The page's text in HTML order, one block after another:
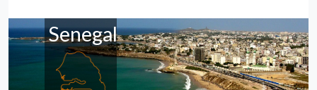
Senegal